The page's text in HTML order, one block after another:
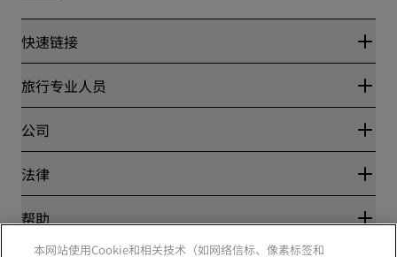
快速链接
丽赏会
Blog
目的地
丽笙酒店集团APP
体育认证酒店
家庭友好型酒店
旅行专业人员
合作伙伴
公司
丽笙酒店集团
工作机会 RHG
工作机会 PPHE
工作机会 EHL
法律
隐私中心
丽赏会条款和条件
帮助
本网站使用Cookie和相关技术（如网络信标、像素标签和